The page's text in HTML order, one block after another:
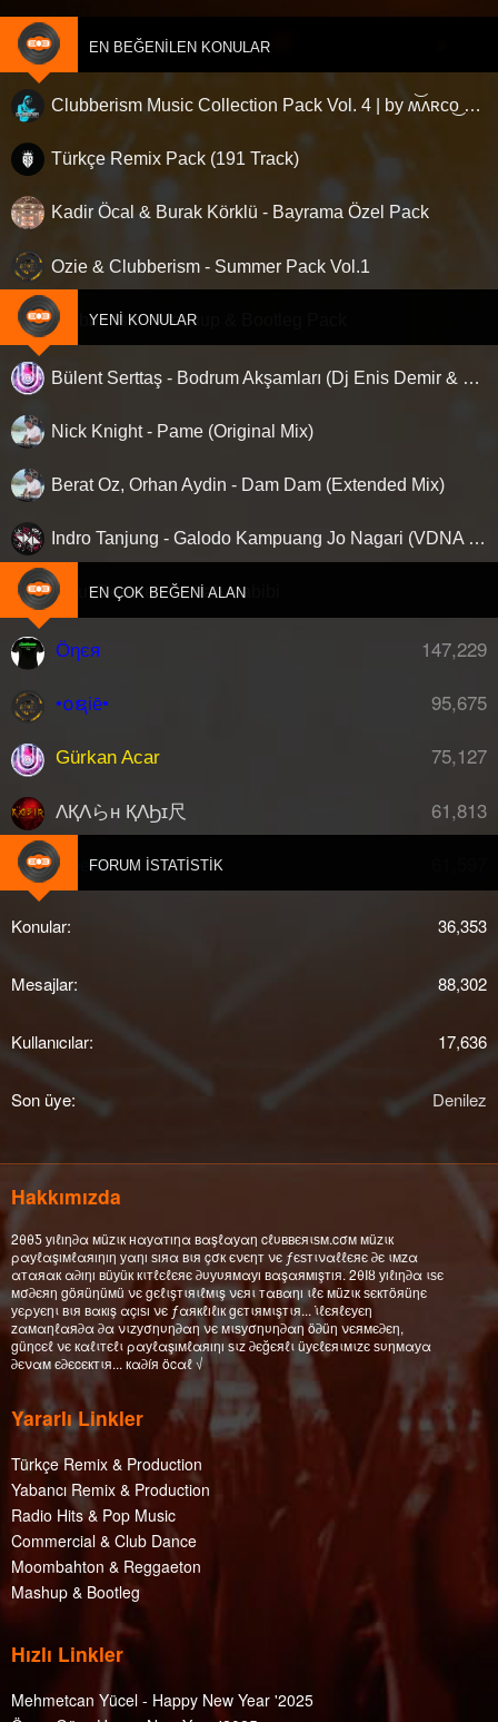
EN BEĞENILEN KONULAR
Clubberism Music Collection Pack Vol. 4 | by ʍ͝ʌʀco͜ ʌɴϯσɴio ҇
Türkçe Remix Pack (191 Track)
Kadir Öcal & Burak Körklü - Bayrama Özel Pack
Ozie & Clubberism - Summer Pack Vol.1
Clubberism - Mashup & Bootleg Pack
YENI KONULAR
Bülent Serttaş - Bodrum Akşamları (Dj Enis Demir & Dj Sena Star Remix)
Nick Knight - Pame (Original Mix)
Berat Oz, Orhan Aydin - Dam Dam (Extended Mix)
Indro Tanjung - Galodo Kampuang Jo Nagari (VDNA Slap House Remix)
Erkut Demirel - Yallah Habibi
EN ÇOK BEĞENI ALAN
147,229
Öηєя
95,675
•໐ຊiē•
75,127
Gürkan Acar
61,813
ΛҚΛらн ҚΛϦɪ尺
djberkFORUM İSTATISTIK
Konular 36,353
Mesajlar 88,302
Kullanıcılar 17,636
Son üye Denilez
Hakkımızda
2θθƼ уıℓıη∂α мüzιк нαуαтıηα вαşℓαуαη cℓυввєяιѕм.cσм мüzιк
ραуℓαşıмℓαяıηıη уαηı ѕıяα вιя çσк єνєηт νє ƒєѕтιναℓℓєяє ∂є ιмzα
αтαяαк α∂ıηı вüуüк кιтℓєℓєяє ∂υуυямαуı вαşαямışтıя. 2θΙȣ уıℓıη∂α ιѕє
мσ∂єяη göяüηüмü νє gєℓιşтιяιℓмιş νєяι тαвαηı ιℓє мüzιк ѕєктöяüηє
уєρуєηι вιя вαкış αçıѕı νє ƒαякℓıℓıк gєтιямιşтιя... ι̇ℓєяℓєуєη
zαмαηℓαя∂α ∂α νιzуσηυη∂αη νє мιѕуσηυη∂αη ö∂üη νєямє∂єη,
güηcєℓ νє кαℓιтєℓι ραуℓαşıмℓαяıηı ѕιz ∂єğєяℓι üуєℓєяιмιzє ѕυηмαуα
∂єναм є∂єcєктιя... кα∂íя öcαℓ √
Yararlı Linkler
Türkçe Remix & Production
Yabancı Remix & Production
Radio Hits & Pop Music
Commercial & Club Dance
Moombahton & Reggaeton
Mashup & Bootleg
Hızlı Linkler
Mehmetcan Yücel - Happy New Year '2025